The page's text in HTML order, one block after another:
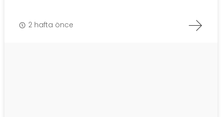
2 hafta önce